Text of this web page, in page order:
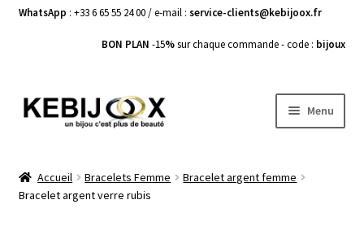
WhatsApp : +33 6 65 55 24 00 / e-mail : service-clients@kebijoox.fr
BON PLAN -15%sur chaque commande - code : bijoux
Aller
à
Aller
au
Menu
Boucles d’Oreilles
Accueil Bracelets Femme
Bracelet argent femme
Bracelet argent verre rubis